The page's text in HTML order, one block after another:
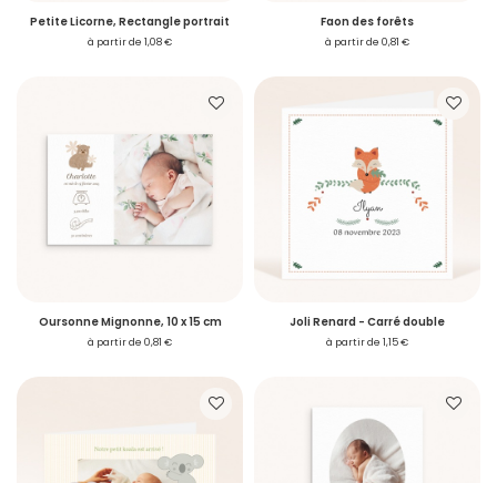
Vous avez reçu un
Voulez-vous passer commande ?
Petite Licorne, Rectangle portrait
à partir de 1,08 €
Faon des forêts
à partir de 0,81 €
Oursonne Mignonne, 10 x 15 cm
à partir de 0,81 €
Joli Renard - Carré double
à partir de 1,15 €
Je me connecte